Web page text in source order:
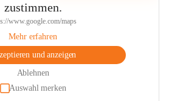
zustimmen.
www.google.com/maps
Mehr erfahren
und anzeigen
Ablehnen
Auswahl merken